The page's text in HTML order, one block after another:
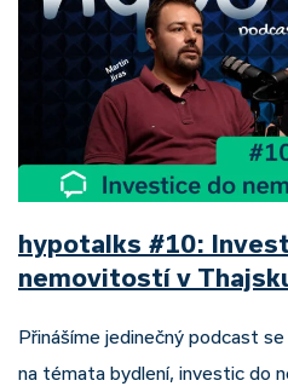
hypotalks #10:
nemovitostí v
Přinášíme jedinečný podcast
na témata bydlení, investic do